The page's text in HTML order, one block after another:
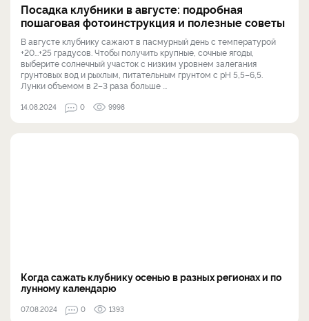
Посадка клубники в августе: подробная
пошаговая фотоинструкция и полезные советы
В августе клубнику сажают в пасмурный день с температурой
+20...+25 градусов. Чтобы получить крупные, сочные ягоды,
выберите солнечный участок с низким уровнем залегания
грунтовых вод и рыхлым, питательным грунтом с рН 5,5–6,5.
Лунки объемом в 2–3 раза больше ...
14.08.2024 0 9998
Когда сажать клубнику осенью в разных регионах и по
лунному календарю
07.08.2024 0 1393